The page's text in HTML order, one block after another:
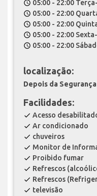
schedule 05:00 - 22:00
schedule 05:00 - 22:00
schedule 05:00 - 22:00
schedule 05:00 - 22:00
schedule 05:00 - 22:00
localização:
Depois da Segurança
Facilidades:
check Acesso
check Ar condicionado
check chuveiros
check Monitor de
check Proibido fumar
check Refrescos
check Refrescos
check televisão